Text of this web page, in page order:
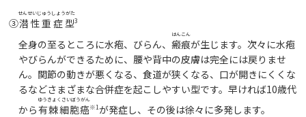
③潜性重症型
せんせいじゅうしょうがた
3
全身の至るところに水疱、びらん、瘢痕
はんこん
が生じます。次々に水疱
やびらんができるために、腰や背中の皮膚は完全には戻りませ
ん。関節の動きが悪くなる、食道が狭くなる、口が開きにくくな
るなどさまざまな合併症を起こしやすい型です。早ければ10歳代
から有棘細胞癌
ゆうきょくさいぼうがん
※1が発症し、その後は徐々に多発します。